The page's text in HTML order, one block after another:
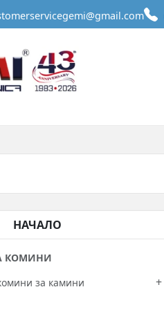
НАЧАЛО
КОМИНИ
за камини
+